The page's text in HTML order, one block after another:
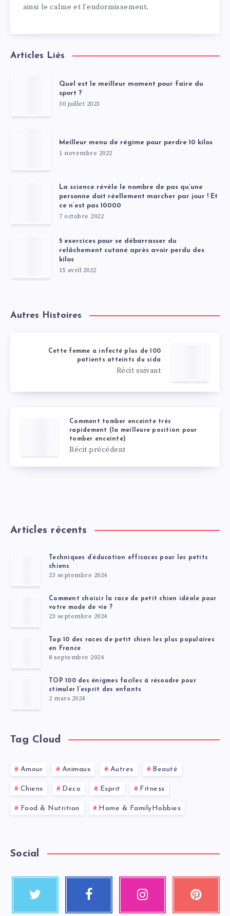
ainsi le calme et l’endormissement.
Articles Liés
Quel est le meilleur moment pour faire du
sport ?
30 juillet 2023
Meilleur menu de régime pour perdre 10 kilos
1 novembre 2022
La science révèle le nombre de pas qu’une
personne doit réellement marcher par jour ! Et
ce n’est pas 10000
7 octobre 2022
5 exercices pour se débarrasser du
relâchement cutané après avoir perdu des
kilos
15 avril 2022
Autres Histoires
Cette femme a infecté plus de 100
patients atteints du sida
Récit suivant
Comment tomber enceinte très
rapidement (la meilleure position pour
tomber enceinte)
Récit précédent
Articles récents
Techniques d’éducation efficaces pour les petits
chiens
23 septembre 2024
Comment choisir la race de petit chien idéale pour
votre mode de vie ?
23 septembre 2024
Top 10 des races de petit chien les plus populaires
en France
8 septembre 2024
TOP 100 des énigmes faciles à résoudre pour
stimuler l’esprit des enfants
2 mars 2024
Tag Cloud
Amour Animaux Autres Beauté
Chiens Deco Esprit Fitness
Food & Nutrition Home & FamilyHobbies
Social